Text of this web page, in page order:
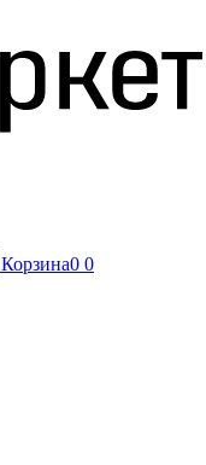
Корзина0 0